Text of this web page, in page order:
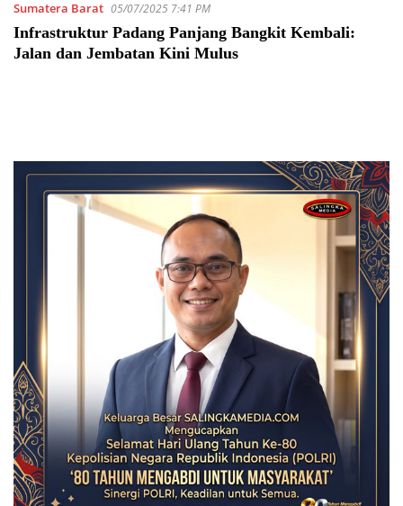
Sumatera Barat 05/07/2025 7:41 PM
Infrastruktur Padang Panjang Bangkit Kembali:
Jalan dan Jembatan Kini Mulus